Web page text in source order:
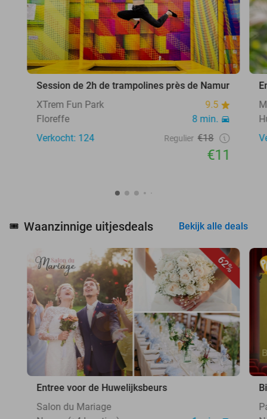
Session de 2h de trampolines près de Namur
XTrem Fun Park
9.5
Floreffe
8 min.
Verkocht: 124
Regulier €18
€11
🎟️ Waanzinnige uitjesdeals Bekijk alle deals
62%
Entree voor de Huwelijksbeurs
Salon du Mariage